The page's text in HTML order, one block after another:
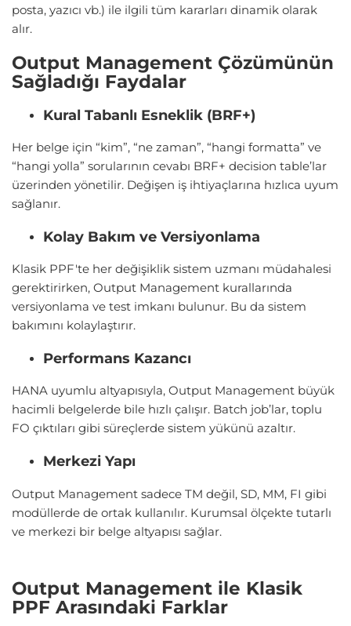
posta, yazıcı vb.) ile ilgili tüm kararları dinamik olarak
alır.
Output Management Çözümünün
Sağladığı Faydalar
Kural Tabanlı Esneklik (BRF+)
Her belge için “kim”, “ne zaman”, “hangi formatta” ve
“hangi yolla” sorularının cevabı BRF+ decision table’lar
üzerinden yönetilir. Değişen iş ihtiyaçlarına hızlıca uyum
sağlanır.
Kolay Bakım ve Versiyonlama
Klasik PPF'te her değişiklik sistem uzmanı müdahalesi
gerektirirken, Output Management kurallarında
versiyonlama ve test imkanı bulunur. Bu da sistem
bakımını kolaylaştırır.
Performans Kazancı
HANA uyumlu altyapısıyla, Output Management büyük
hacimli belgelerde bile hızlı çalışır. Batch job’lar, toplu
FO çıktıları gibi süreçlerde sistem yükünü azaltır.
Merkezi Yapı
Output Management sadece TM değil, SD, MM, FI gibi
modüllerde de ortak kullanılır. Kurumsal ölçekte tutarlı
ve merkezi bir belge altyapısı sağlar.
Output Management ile Klasik
PPF Arasındaki Farklar